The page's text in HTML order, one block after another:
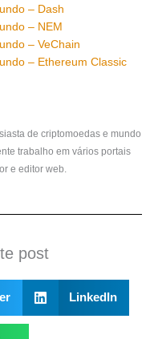
– Dash
– NEM
– VeChain
– Ethereum Classic
de criptomoedas e mundo
trabalho em vários portais
e editor web.
post
LinkedIn